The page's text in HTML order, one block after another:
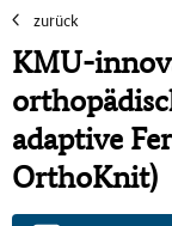
zurück
KMU-
adaptive
OrthoKnit)